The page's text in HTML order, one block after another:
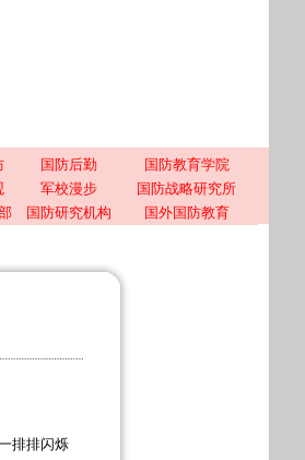
国防后勤
国防教育学院
军校漫步
国防战略研究所
国防研究机构 国外国防教育
排排闪烁